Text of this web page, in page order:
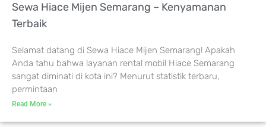
Sewa Hiace Mijen Semarang – Kenyamanan
Terbaik
Selamat datang di Sewa Hiace Mijen Semarang! Apakah
Anda tahu bahwa layanan rental mobil Hiace Semarang
sangat diminati di kota ini? Menurut statistik terbaru,
permintaan
Read More »